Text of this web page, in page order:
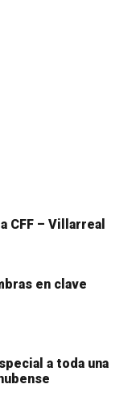
CFF – Villarreal
en clave
a toda una